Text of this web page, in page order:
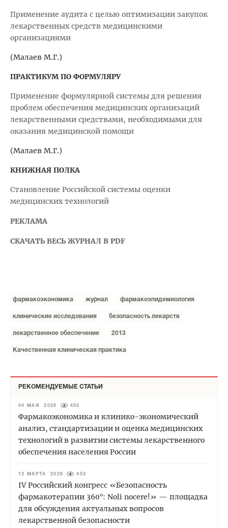
Применение аудита с целью оптимизации закупок
лекарственных средств медицинскими
организациями
(Малаев М.Г.)
ПРАКТИКУМ ПО ФОРМУЛЯРУ
Применение формулярной системы для решения
проблем обеспечения медицинских организаций
лекарственными средствами, необходимыми для
оказания медицинской помощи
(Малаев М.Г.)
КНИЖНАЯ ПОЛКА
Становление Российской системы оценки
медицинских технологий
РЕКЛАМА
СКАЧАТЬ ВЕСЬ ЖУРНАЛ В PDF
фармакоэкономика журнал фармакоэпидемиология
клинические исследования безопасность лекарств
лекарственное обеспечение 2013
Качественная клиническая практика
РЕКОМЕНДУЕМЫЕ СТАТЬИ
04 МАЯ 2026 450
Фармакоэкономика и клинико-экономический
анализ, стандартизации и оценка медицинских
технологий в развитии системы лекарственного
обеспечения населения России
13 МАРТА 2026 453
IV Российский конгресс «Безопасность
фармакотерапии 360°: Noli nocere!» — площадка
для обсуждения актуальных вопросов
лекарственной безопасности